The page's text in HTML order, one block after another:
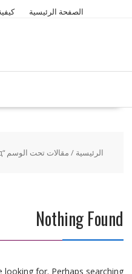
الصفحة الرئيسية
الرئيسية / مقالات تحت الوسم “mostbet промокод”
Nothing Found
looking for. Perhaps searching